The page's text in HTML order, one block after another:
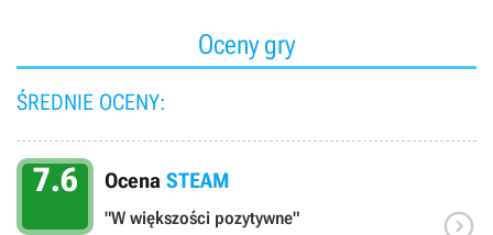
Oceny gry
ŚREDNIE OCENY:
7.6 Ocena STEAM
"W większości pozytywne" 